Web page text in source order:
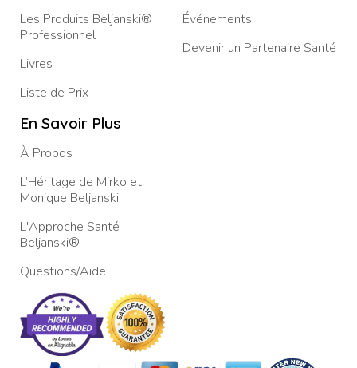
Les Produits Beljanski®
Professionnel
Livres
Liste de Prix
Événements
Devenir un Partenaire Santé
En Savoir Plus
À Propos
L’Héritage de Mirko et
Monique Beljanski
L'Approche Santé
Beljanski®
Questions/Aide